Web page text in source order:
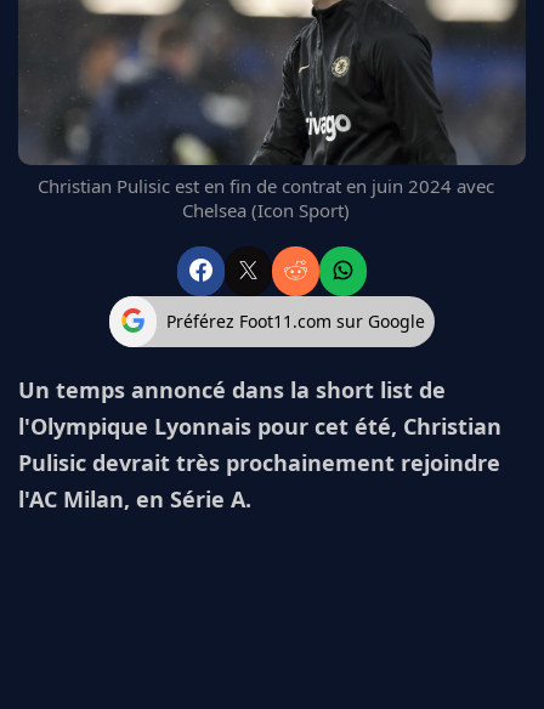
FC BARCELONE
MANCHESTER UNITED
CHELSEA
ARSENAL
BAYERN
L'AVIS DE LA RÉDAC'
Christian Pulisic est en fin de contrat en juin 2024 avec
Chelsea (Icon Sport)
Préférez Foot11.com sur Google
Un temps annoncé dans la short list de
l'Olympique Lyonnais pour cet été, Christian
Pulisic devrait très prochainement rejoindre
l'AC Milan, en Série A.